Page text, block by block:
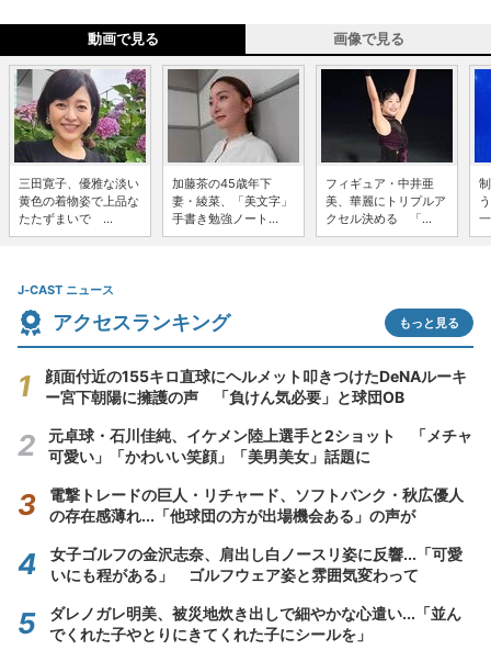
動画で見る 画像で見る
三田寛子、優雅な淡い
黄色の着物姿で上品な
たたずまいで ...
加藤茶の45歳年下
妻・綾菜、「美文字」
手書き勉強ノート...
フィギュア・中井亜
美、華麗にトリプルア
クセル決める 「...
J-CAST ニュース
アクセスランキング もっと見る
顔面付近の155キロ直球にヘルメット叩きつけたDeNAルーキ
ー宮下朝陽に擁護の声 「負けん気必要」と球団OB
元卓球・石川佳純、イケメン陸上選手と2ショット 「メチャ
可愛い」「かわいい笑顔」「美男美女」話題に
電撃トレードの巨人・リチャード、ソフトバンク・秋広優人
の存在感薄れ...「他球団の方が出場機会ある」の声が
女子ゴルフの金沢志奈、肩出し白ノースリ姿に反響...「可愛
いにも程がある」 ゴルフウェア姿と雰囲気変わって
ダレノガレ明美、被災地炊き出しで細やかな心遣い...「並ん
でくれた子やとりにきてくれた子にシールを」